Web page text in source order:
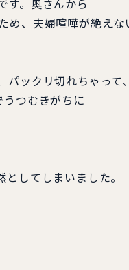
す。奥さんから
め、夫婦喧嘩が絶えな
ックリ切れちゃって
つむきがちに
してしまいました。